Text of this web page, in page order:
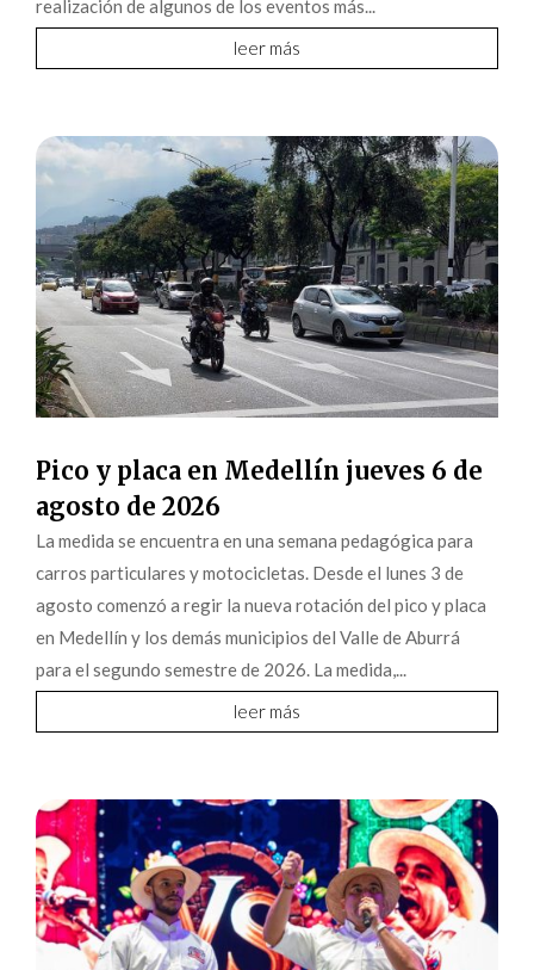
realización de algunos de los eventos más...
leer más
Pico y placa en Medellín jueves 6 de
agosto de 2026
La medida se encuentra en una semana pedagógica para
carros particulares y motocicletas. Desde el lunes 3 de
agosto comenzó a regir la nueva rotación del pico y placa
en Medellín y los demás municipios del Valle de Aburrá
para el segundo semestre de 2026. La medida,...
leer más